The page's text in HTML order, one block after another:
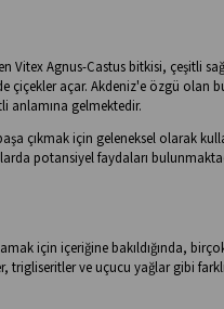
Vitex Agnus-Castus bitkisi, çeşitli
çiçekler açar. Akdeniz'e özgü olan
anlamına gelmektedir.
çıkmak için geleneksel olarak
potansiyel faydaları
için içeriğine bakıldığında,
ve uçucu yağlar gibi